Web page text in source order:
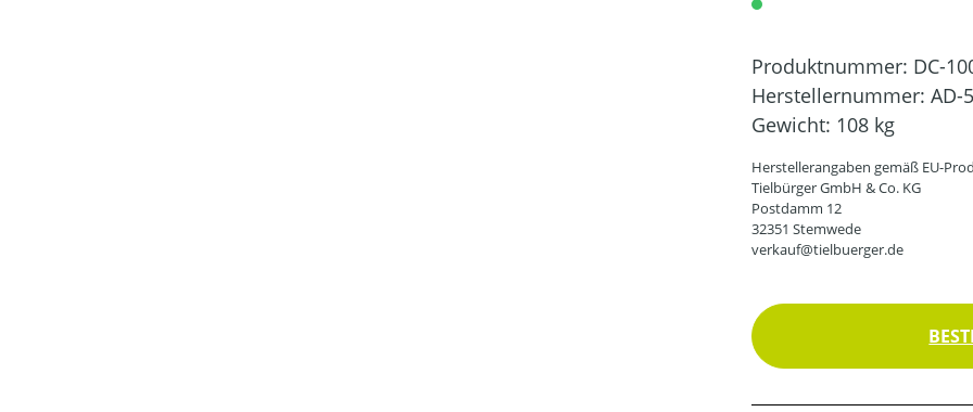
Produktnummer: DC-
Herstellernummer: AD-
Gewicht: 108 kg
Herstellerangaben gemäß EU-
Tielbürger GmbH & Co. KG
Postdamm 12
32351 Stemwede
verkauf@tielbuerger.de